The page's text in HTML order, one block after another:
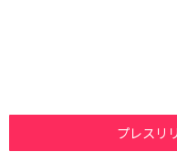
プレスリ